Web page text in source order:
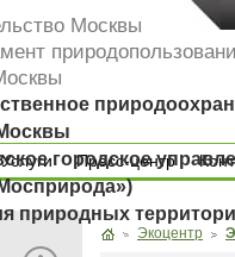
Москвы
городское
природных
Услуги
Услуги
Пресс-центр
Пресс-центр
Экоцентр